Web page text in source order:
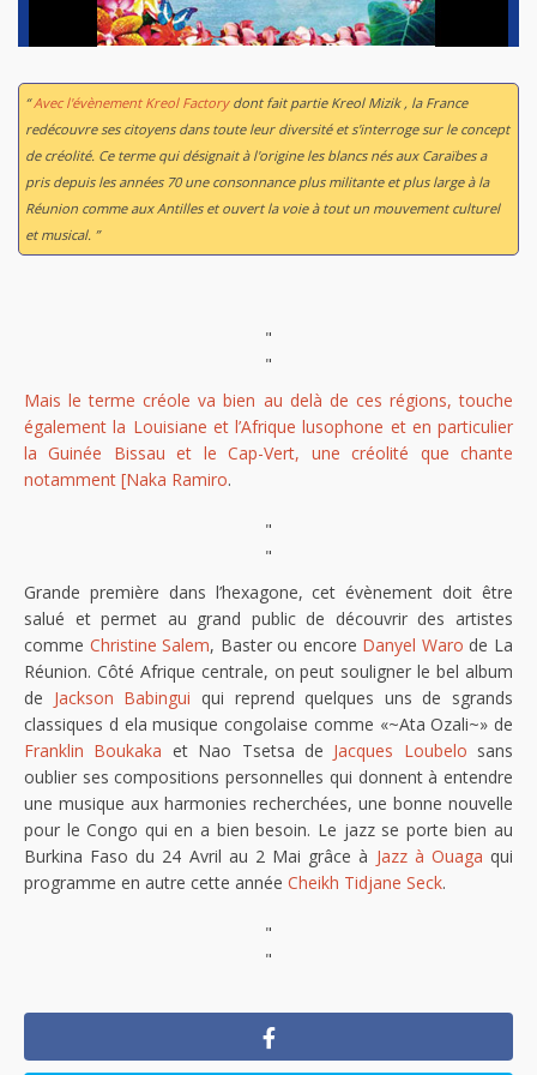
“Avec l'évènement Kreol Factorydont fait partie Kreol Mizik , la France
redécouvre ses citoyens dans toute leur diversité et s'interroge sur le concept
de créolité. Ce terme qui désignait à l'origine les blancs nés aux Caraïbes a
pris depuis les années 70 une consonnance plus militante et plus large à la
Réunion comme aux Antilles et ouvert la voie à tout un mouvement culturel
et musical. ”
"
"
Mais le terme créole va bien au delà de ces régions, touche
également la Louisiane et l’Afrique lusophone et en particulier
la Guinée Bissau et le Cap-Vert, une créolité que chante
notamment [Naka Ramiro.
"
"
Grande première dans l’hexagone, cet évènement doit être
salué et permet au grand public de découvrir des artistes
comme Christine Salem, Baster ou encore Danyel Waro de La
Réunion. Côté Afrique centrale, on peut souligner le bel album
de Jackson Babingui qui reprend quelques uns de sgrands
classiques d ela musique congolaise comme «~Ata Ozali~» de
Franklin Boukaka et Nao Tsetsa de Jacques Loubelo sans
oublier ses compositions personnelles qui donnent à entendre
une musique aux harmonies recherchées, une bonne nouvelle
pour le Congo qui en a bien besoin. Le jazz se porte bien au
Burkina Faso du 24 Avril au 2 Mai grâce à Jazz à Ouaga qui
programme en autre cette année Cheikh Tidjane Seck.
"
"